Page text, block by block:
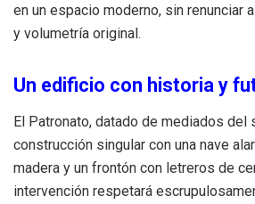
en un espacio moderno, sin renunciar
y volumetría original.
Un edificio con historia y
El Patronato, datado de mediados del
construcción singular con una nave
madera y un frontón con letreros de
intervención respetará